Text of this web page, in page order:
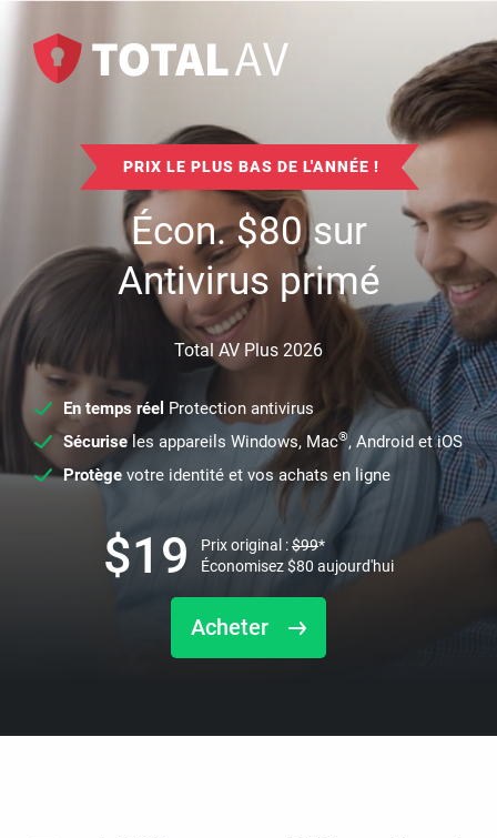
PRIX LE PLUS BAS DE L'ANNÉE !
Écon.$80sur
Antivirus primé
Total AV Plus 2026
En temps réel Protection antivirus
Sécuriseles appareils Windows, Mac®, Android et iOS
Protège votre identité et vos achats en ligne
Acheter
$19 Prix original :$99*
Économisez$80 aujourd'hui